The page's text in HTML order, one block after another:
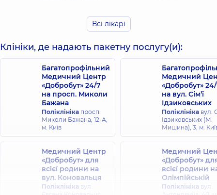
Дмитрієва Лілія
Костянтинівна
Дерматовенеролог;
Дерматовенеролог
дитячий; Трихолог,
8 років досвіду
Прилипко
Ганна
Валеріївна
Дерматовенеролог;
Дерматовенеролог
дитячий;
Дерматолог-хірург;
Косметолог;
Трихолог,8 років
досвіду
Наталія
Олександрівна
Дерматовенеролог;
Дерматовенеролог
дитячий;
Дерматолог-хірург;
Альона
Олександрівна
Дерматовенеролог;
Дерматовенеролог
дитячий;
Всі лікарі
Клініки, де надають пакетну послугу(и):
Багатопрофільний
Медичний Центр
«Добробут» 24/7
на просп. Миколи
Бажана
Поліклініка просп.
Миколи Бажана, 12-А,
м. Київ
Медичний
«Добробут»
на вул. Сім’ї
Ідзиковських
Поліклініка вул.
Ідзиковських (М.
Мишина), 3, м.
Медичний Центр
«Добробут» для
всієї родини на
вул. Коновальця
Поліклініка вул.
Медичний
«Добробут»
всієї родини
Олімпійській
Поліклініка вул.